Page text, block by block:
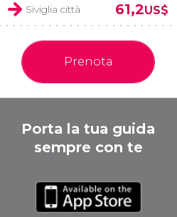
Siviglia città
61,2US$
Prenota
Porta la tua guida
sempre con te